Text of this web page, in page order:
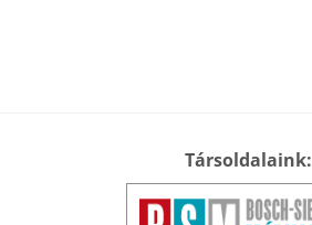
Társoldalaink: